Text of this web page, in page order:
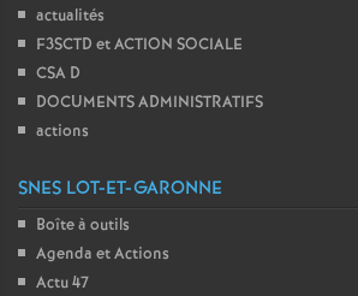
actualités
F3SCTD et ACTION SOCIALE
CSA D
DOCUMENTS ADMINISTRATIFS
actions
SNES LOT-ET-GARONNE
Boîte à outils
Agenda et Actions
Actu 47